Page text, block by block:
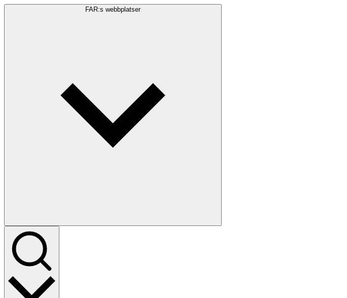
FAR:s webbplatser